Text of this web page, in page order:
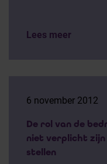
Lees meer
6 november 2012
De rol van de
niet verplicht
stellen